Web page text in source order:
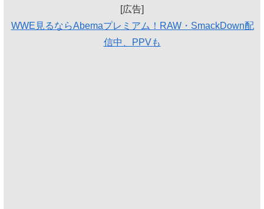
[広告]
WWE見るならAbemaプレミアム！RAW・SmackDown配
信中、PPVも